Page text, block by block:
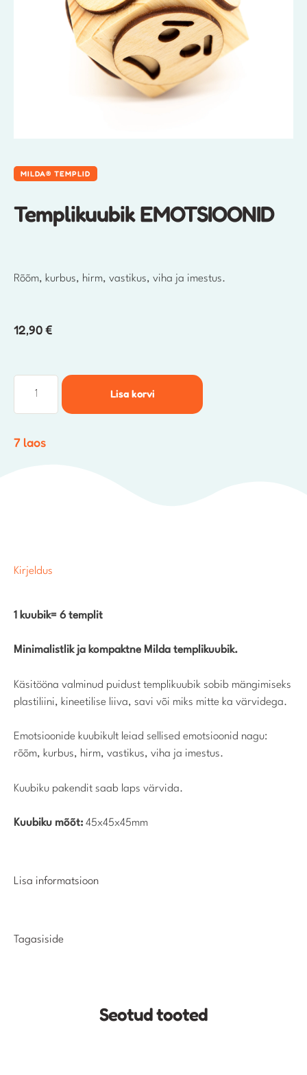
MILDA® TEMPLID
Templikuubik EMOTSIOONID
Rõõm, kurbus, hirm, vastikus, viha ja imestus.
12,90€
Lisa korvi
7 laos
Kirjeldus
1 kuubik= 6 templit
Minimalistlik ja kompaktne Milda templikuubik.
Käsitööna valminud puidust templikuubik sobib mängimiseks
plastiliini, kineetilise liiva, savi või miks mitte ka värvidega.
Emotsioonide kuubikult leiad sellised emotsioonid nagu:
rõõm, kurbus, hirm, vastikus, viha ja imestus.
Kuubiku pakendit saab laps värvida.
Kuubiku mõõt: 45x45x45mm
Lisa informatsioon
Tagasiside
Seotud tooted